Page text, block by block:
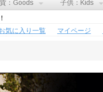
：Goods 子供：Kids
気に入り一覧
マイページ